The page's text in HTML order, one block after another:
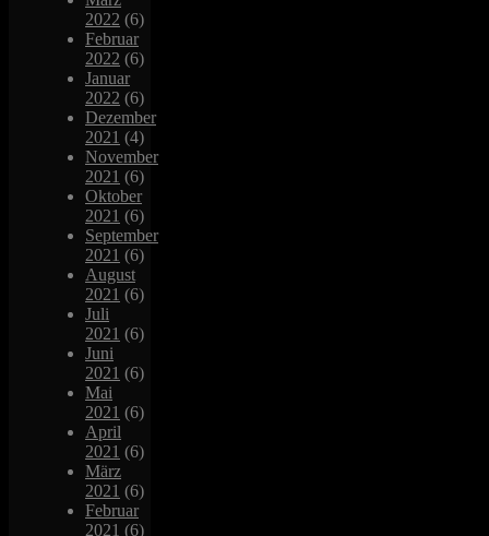
2022 (6)
Februar
2022 (6)
Januar
2022 (6)
Dezember
2021 (4)
November
2021 (6)
Oktober
2021 (6)
September
2021 (6)
August
2021 (6)
Juli
2021 (6)
Juni
2021 (6)
Mai
2021 (6)
April
2021 (6)
März
2021 (6)
Februar
2021 (6)